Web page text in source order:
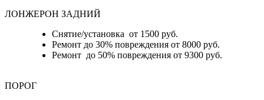
ЛОНЖЕРОН ЗАДНИЙ
Снятие/установка от 1500 руб.
Ремонт до 30% повреждения от 8000 руб.
Ремонт до 50% повреждения от 9300 руб.
ПОРОГ